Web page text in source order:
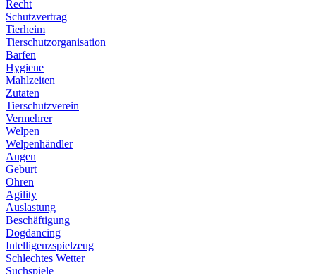
Recht
Schutzvertrag
Tierheim
Tierschutzorganisation
Barfen
Hygiene
Mahlzeiten
Zutaten
Tierschutzverein
Vermehrer
Welpen
Welpenhändler
Augen
Geburt
Ohren
Agility
Auslastung
Beschäftigung
Dogdancing
Intelligenzspielzeug
Schlechtes Wetter
Suchspiele